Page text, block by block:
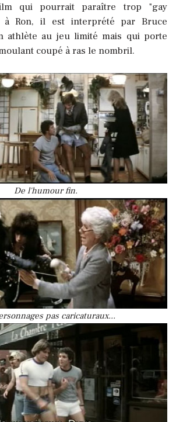
qui pourrait paraître trop "gay
à Ron, il est interprété par Bruce
athlète au jeu limité mais qui porte
coupé à ras le nombril.
De l'humour fin.
pas caricaturaux...